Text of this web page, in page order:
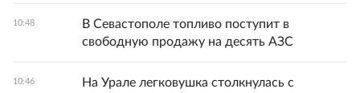
10:48
В Севастополе топливо поступит в
свободную продажу на десять АЗС
10:46
На Урале легковушка столкнулась с